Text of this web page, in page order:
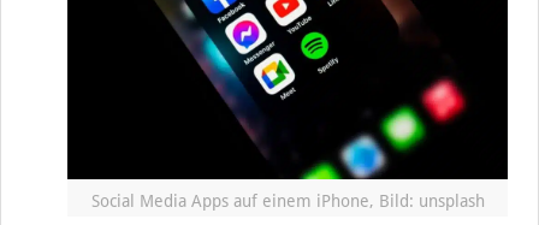
Social Media Apps auf einem iPhone, Bild: unsplash